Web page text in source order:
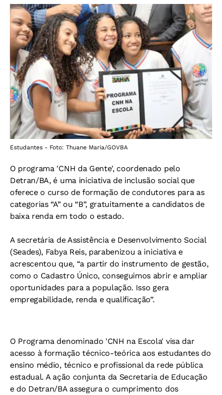
Estudantes - Foto: Thuane Maria/GOVBA
O programa 'CNH da Gente', coordenado pelo
Detran/BA, é uma iniciativa de inclusão social que
oferece o curso de formação de condutores para as
categorias “A” ou “B”, gratuitamente a candidatos de
baixa renda em todo o estado.
A secretária de Assistência e Desenvolvimento Social
(Seades), Fabya Reis, parabenizou a iniciativa e
acrescentou que, “a partir do instrumento de gestão,
como o Cadastro Único, conseguimos abrir e ampliar
oportunidades para a população. Isso gera
empregabilidade, renda e qualificação”.
O Programa denominado 'CNH na Escola' visa dar
acesso à formação técnico-teórica aos estudantes do
ensino médio, técnico e profissional da rede pública
estadual. A ação conjunta da Secretaria de Educação
e do Detran/BA assegura o cumprimento dos